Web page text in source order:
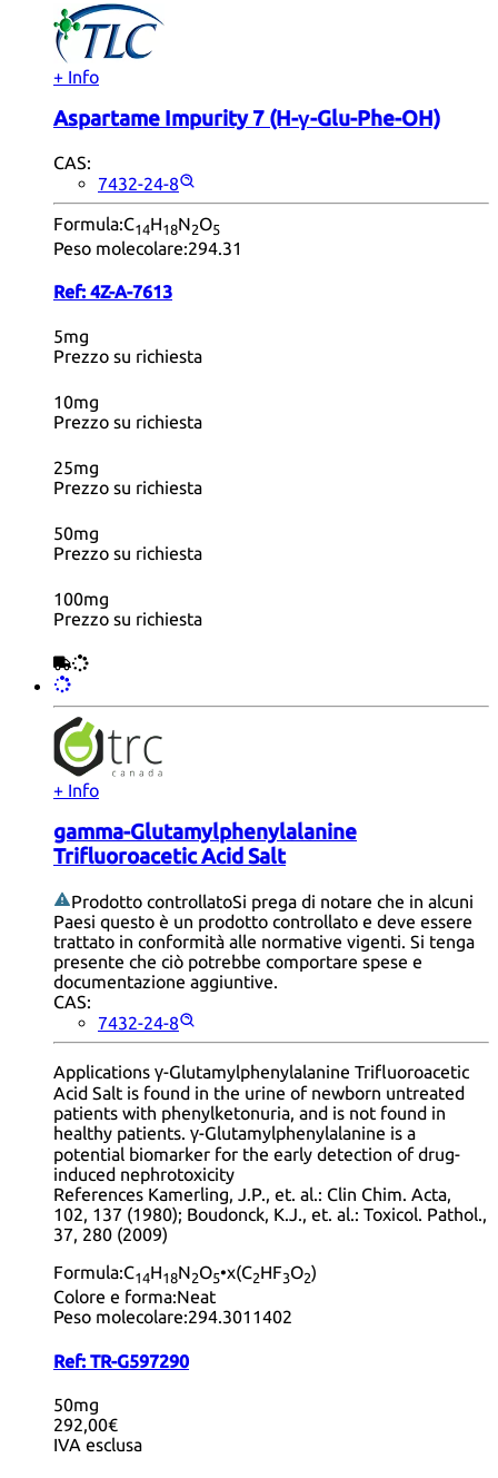
+ Info
Aspartame Impurity 7 (H-γ-Glu-Phe-OH)
CAS:
7432-24-8
Formula:C14H18N2O5
Peso molecolare:294.31
Ref: 4Z-A-7613
5mg
Prezzo su richiesta
10mg
Prezzo su richiesta
25mg
Prezzo su richiesta
50mg
Prezzo su richiesta
100mg
Prezzo su richiesta
+ Info
gamma-Glutamylphenylalanine
Trifluoroacetic Acid Salt
Prodotto controllatoSi prega di notare che in alcuni
Paesi questo è un prodotto controllato e deve essere
trattato in conformità alle normative vigenti. Si tenga
presente che ciò potrebbe comportare spese e
documentazione aggiuntive.
CAS:
7432-24-8
Applications γ-Glutamylphenylalanine Trifluoroacetic
Acid Salt is found in the urine of newborn untreated
patients with phenylketonuria, and is not found in
healthy patients. γ-Glutamylphenylalanine is a
potential biomarker for the early detection of drug-
induced nephrotoxicity
References Kamerling, J.P., et. al.: Clin Chim. Acta,
102, 137 (1980); Boudonck, K.J., et. al.: Toxicol. Pathol.,
37, 280 (2009)
Formula:C14H18N2O5•x(C2HF3O2)
Colore e forma:Neat
Peso molecolare:294.3011402
Ref: TR-G597290
50mg
292,00€
IVA esclusa